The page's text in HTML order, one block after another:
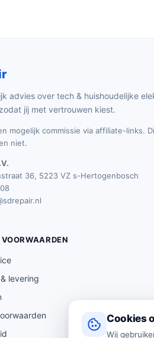
Cookies
Wij
advies over tech & huishoudelijke
jij met vertrouwen kiest.
mogelijk commissie via affiliate-links.
niet.
36, 5223 VZ s-Hertogenbosch
levering